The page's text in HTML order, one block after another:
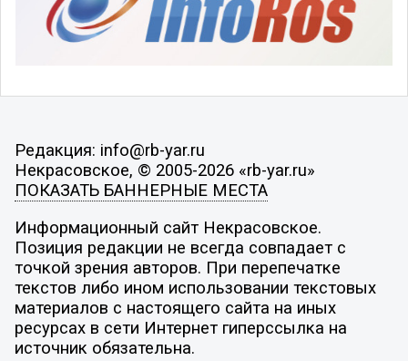
Редакция: info@rb-yar.ru
Некрасовское, © 2005-2026 «rb-yar.ru»
ПОКАЗАТЬ БАННЕРНЫЕ МЕСТА
Информационный сайт Некрасовское.
Позиция редакции не всегда совпадает с
точкой зрения авторов. При перепечатке
текстов либо ином использовании текстовых
материалов с настоящего сайта на иных
ресурсах в сети Интернет гиперссылка на
источник обязательна.